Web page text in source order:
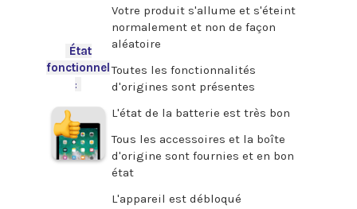
État
fonctionnel
:
Votre produit s'allume et s'éteint
normalement et non de façon
aléatoire
Toutes les fonctionnalités
d'origines sont présentes
L'état de la batterie est très bon
Tous les accessoires et la boîte
d'origine sont fournies et en bon
état
L'appareil est débloqué